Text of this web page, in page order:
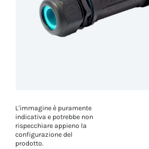
L'immagine è puramente
indicativa e potrebbe non
rispecchiare appieno la
configurazione del
prodotto.